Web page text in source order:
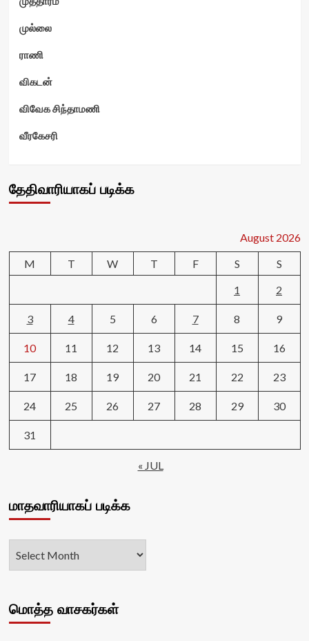
முல்லை
ராணி
விகடன்
விவேக சிந்தாமணி
வீரகேசரி
தேதிவாரியாகப் படிக்க
August 2026
M
T W T F S
S
1
2
3 4 5 6 7 8 9
10 11 12 13 14 15 16
17 18 19 20 21 22 23
24 25 26 27 28 29 30
31
« JUL
மாதவாரியாகப் படிக்க
மொத்த வாசகர்கள்